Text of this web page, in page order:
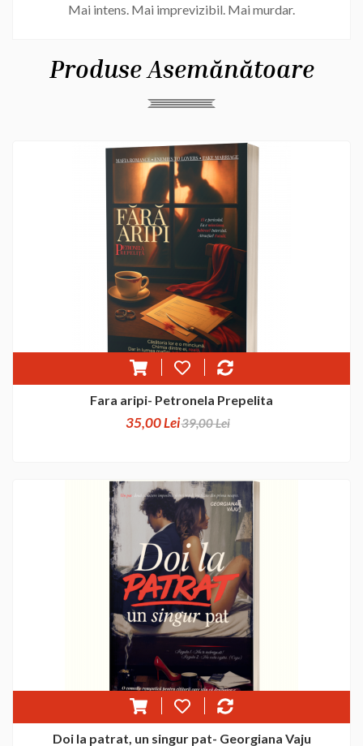
Mai intens. Mai imprevizibil. Mai murdar.
Produse Asemănătoare
Fara aripi- Petronela Prepelita
35,00 Lei39,00 Lei
Doi la patrat, un singur pat- Georgiana Vaju